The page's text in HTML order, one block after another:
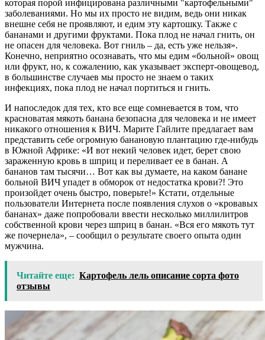
которая порой инфицирована различными "картофельными"
заболеваниями. Но мы их просто не видим, ведь они никак
внешне себя не проявляют, и едим эту картошку. Также с
бананами и другими фруктами. Пока плод не начал гнить, он
не опасен для человека. Вот гниль – да, есть уже нельзя».
Конечно, неприятно осознавать, что мы едим «больной» овощ
или фрукт, но, к сожалению, как указывает эксперт-овощевод,
в большинстве случаев мы просто не знаем о таких
инфекциях, пока плод не начал портиться и гнить.
И напоследок для тех, кто все еще сомневается в том, что
красноватая мякоть банана безопасна для человека и не имеет
никакого отношения к ВИЧ. Марите Гайлите предлагает вам
представить себе огромную банановую плантацию где-нибудь
в Южной Африке: «И вот некий человек идет, берет свою
зараженную кровь в шприц и переливает ее в банан. А
бананов там тысячи… Вот как вы думаете, на каком банане
больной ВИЧ упадет в обморок от недостатка крови?! Это
произойдет очень быстро, поверьте!» Кстати, отдельные
пользователи Интернета после появления слухов о «кровавых
бананах» даже попробовали ввести несколько миллилитров
собственной крови через шприц в банан. «Вся его мякоть тут
же почернела», – сообщил о результате своего опыта один
мужчина.
Читайте еще: Картофель лель описание сорта фото
отзывы